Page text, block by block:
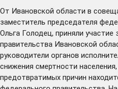
От Ивановской области в
заместитель председателя
Ольга Голодец, приняли
правительства Ивановской
руководители органов
снижения смертности
предотвратимых причин